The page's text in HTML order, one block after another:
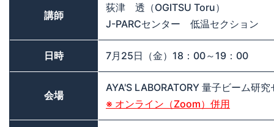
講師
荻津 透（OGITSU Toru）
J-PARCセンター 低温セクション
日時 7月25日（金）18：00～19：00
会場
AYA'S LABORATORY 量子ビーム研
※ オンライン（Zoom）併用